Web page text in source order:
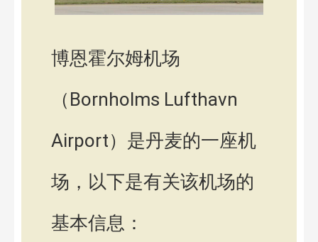
博恩霍尔姆机场
（Bornholms Lufthavn
Airport）是丹麦的一座机
场，以下是有关该机场的
基本信息：